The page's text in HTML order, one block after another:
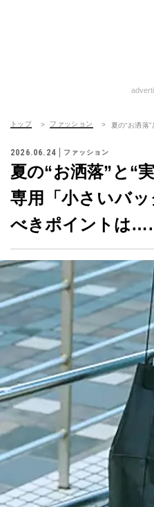
トップ ファッション 夏の“お洒落
2026.06.24 ファッション
夏の“お洒落”と“
専用「小さいバ
べきポイントは